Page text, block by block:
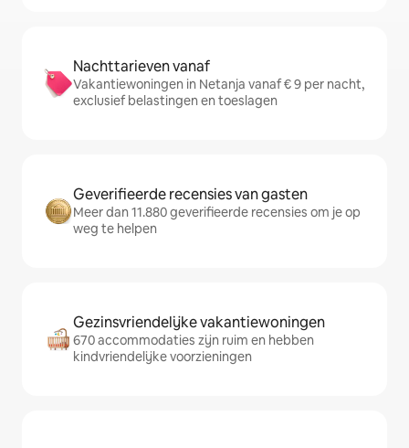
Nachttarieven vanaf
Vakantiewoningen in Netanja vanaf € 9 per nacht,
exclusief belastingen en toeslagen
Geverifieerde recensies van gasten
Meer dan 11.880 geverifieerde recensies om je op
weg te helpen
Gezinsvriendelijke vakantiewoningen
670 accommodaties zijn ruim en hebben
kindvriendelijke voorzieningen